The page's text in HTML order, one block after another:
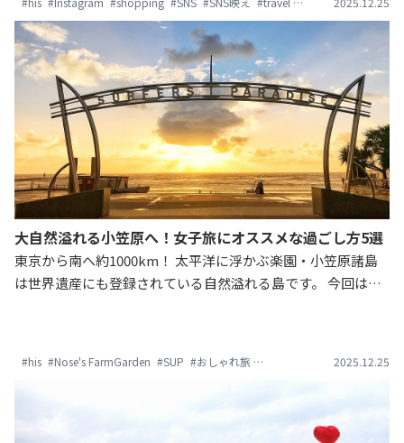
子旅をのぞき見しましょう！
大自然溢れる小笠原へ！女子旅にオススメな過ごし方5選
東京から南へ約1000km！ 太平洋に浮かぶ楽園・小笠原諸島
は世界遺産にも登録されている自然溢れる島です。 今回はそ
#his #Nose's FarmGarden #SUP #おしゃれ旅 #アイランドヨガ #エイチア
2025.12.25